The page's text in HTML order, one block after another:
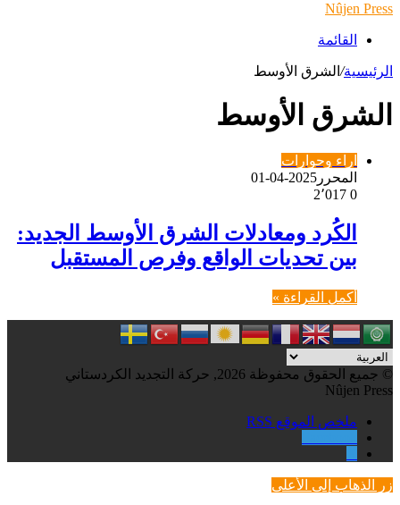
Nûjen Press
القائمة
الرئيسية/ الشرق الأوسط
الشرق الأوسط
اراء وحوارات
المحرر 2025-04-01
0
الكُرد ومعادلات الشرق الأوسط الجديد:
بين تحديات الواقع وفرص المستقبل
أكمل القراءة »
© جميع الحقوق محفوظة 2026, حركة التجديد الكردستاني
Nûjen Press
ملخص الموقع RSS
زر الذهاب إلى الأعلى